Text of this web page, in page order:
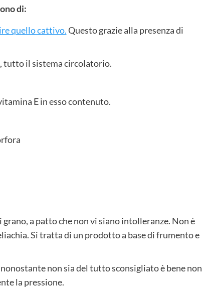
di:
quello cattivo.Questo grazie alla presenza di
tutto il sistema circolatorio.
E in esso contenuto.
a patto che non vi siano intolleranze. Non è
Si tratta di un prodotto a base di frumento e
non sia del tutto sconsigliato è bene non
la pressione.